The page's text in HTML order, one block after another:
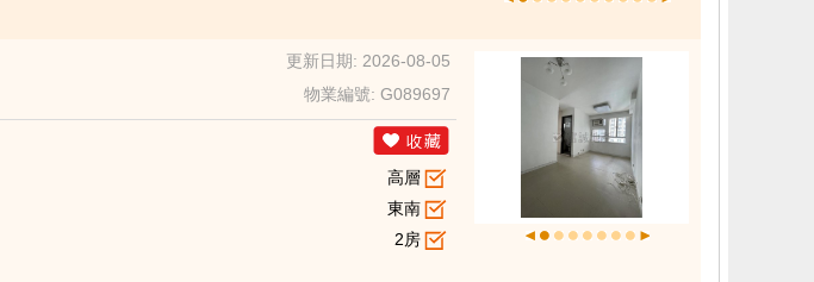
更新日期: 2026-08-05
物業編號: G089697
高層
東南
2房